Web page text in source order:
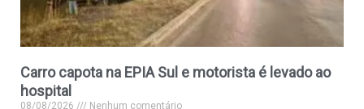
Carro capota na EPIA Sul e motorista é levado ao
hospital
08/08/2026 Nenhum comentário